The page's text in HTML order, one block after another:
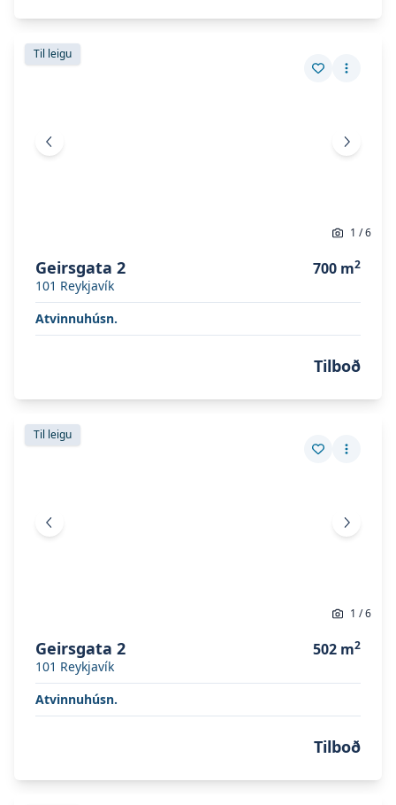
Skoða eignina
Til leigu
Vista eign
Fleiri
Skoða eignina
Fyrri mynd Næsta
1 /6
Geirsgata 2
101 Reykjavík
700 m2
Atvinnuhúsn.
Tilboð
Skoða eignina
Til leigu
Vista eign
Fleiri
Skoða eignina
Fyrri mynd Næsta
1 /6
Geirsgata 2
101 Reykjavík
502 m2
Atvinnuhúsn.
Tilboð